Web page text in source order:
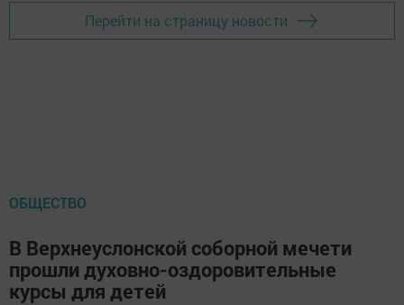
Перейти на страницу новости
ОБЩЕСТВО
В Верхнеуслонской соборной мечети
прошли духовно-оздоровительные
курсы для детей